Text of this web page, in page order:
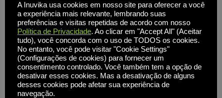
A Inuvika usa cookies em nosso site para oferecer a você
a experiência mais relevante, lembrando suas
preferências e visitas repetidas de acordo com nosso
Política de Privacidade. Ao clicar em "Accept All" (Aceitar
tudo), você concorda com o uso de TODOS os cookies.
No entanto, você pode visitar "Cookie Settings"
(Configurações de cookies) para fornecer um
consentimento controlado. Você também tem a opção de
desativar esses cookies. Mas a desativação de alguns
desses cookies pode afetar sua experiência de
navegação.